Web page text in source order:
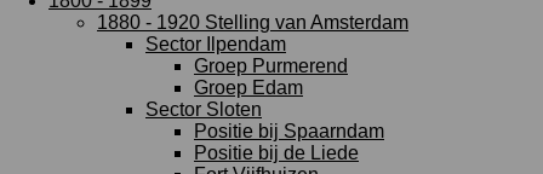
1880 - 1920 Stelling van Amsterdam
Sector Ilpendam
Groep Purmerend
Groep Edam
Sector Sloten
Positie bij Spaarndam
Positie bij de Liede